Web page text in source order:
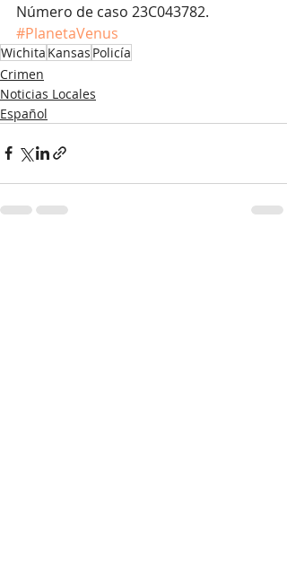
Número de caso 23C043782.
#PlanetaVenus
Wichita Kansas Policía
Crimen
Noticias Locales
Español